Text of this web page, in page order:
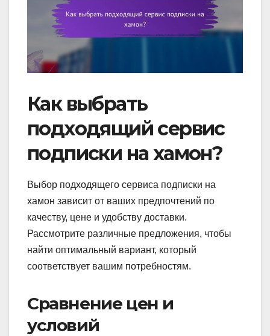
Как выбрать
подходящий сервис
подписки на хамон?
Выбор подходящего сервиса подписки на
хамон зависит от ваших предпочтений по
качеству, цене и удобству доставки.
Рассмотрите различные предложения, чтобы
найти оптимальный вариант, который
соответствует вашим потребностям.
Сравнение цен и
условий